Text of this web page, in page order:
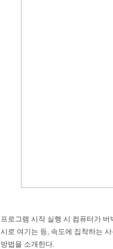
프로그램 시작 실행 시 컴퓨터가
시로 여기는 등, 속도에 집착하는
방법을 소개한다.